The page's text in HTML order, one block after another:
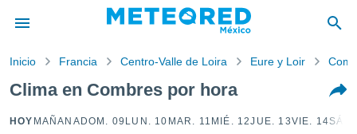
ha sido
la
Inicio Francia Centro-Valle de Loira Eure y Loir
Clima en Combres por hora
HOY MAÑANA DOM. 09 LUN. 10 MAR. 11 MIÉ. 12JUE. 13VIE. 14